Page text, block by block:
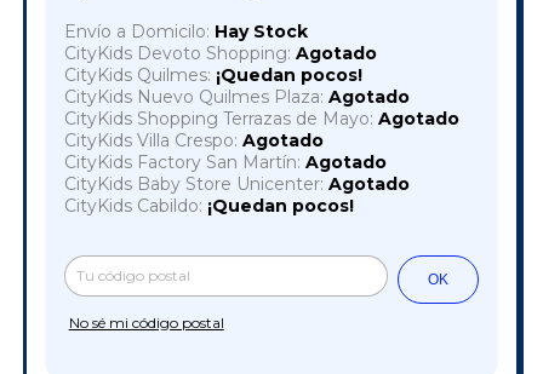
Envío a Domicilo: Hay Stock
CityKids Devoto Shopping: Agotado
CityKids Quilmes: ¡Quedan pocos!
CityKids Nuevo Quilmes Plaza: Agotado
CityKids Shopping Terrazas de Mayo: Agotado
CityKids Villa Crespo: Agotado
CityKids Factory San Martín: Agotado
CityKids Baby Store Unicenter: Agotado
CityKids Cabildo: ¡Quedan pocos!
Entregas para el CP: Cambiar CP
OK
No sé mi código postal